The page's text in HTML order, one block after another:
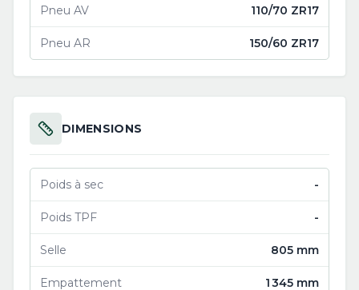
Pneu AV 110/70 ZR17
Pneu AR 150/60 ZR17
DIMENSIONS
Poids à sec -
Poids TPF -
Selle 805 mm
Empattement 1 345 mm